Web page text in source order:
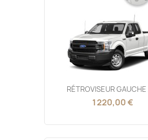
RÉTROVISEUR GAUCHE
1 220,00 €